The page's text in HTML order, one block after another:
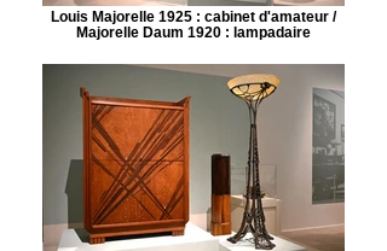
Louis Majorelle 1925 : cabinet d'amateur /
Majorelle Daum 1920 : lampadaire